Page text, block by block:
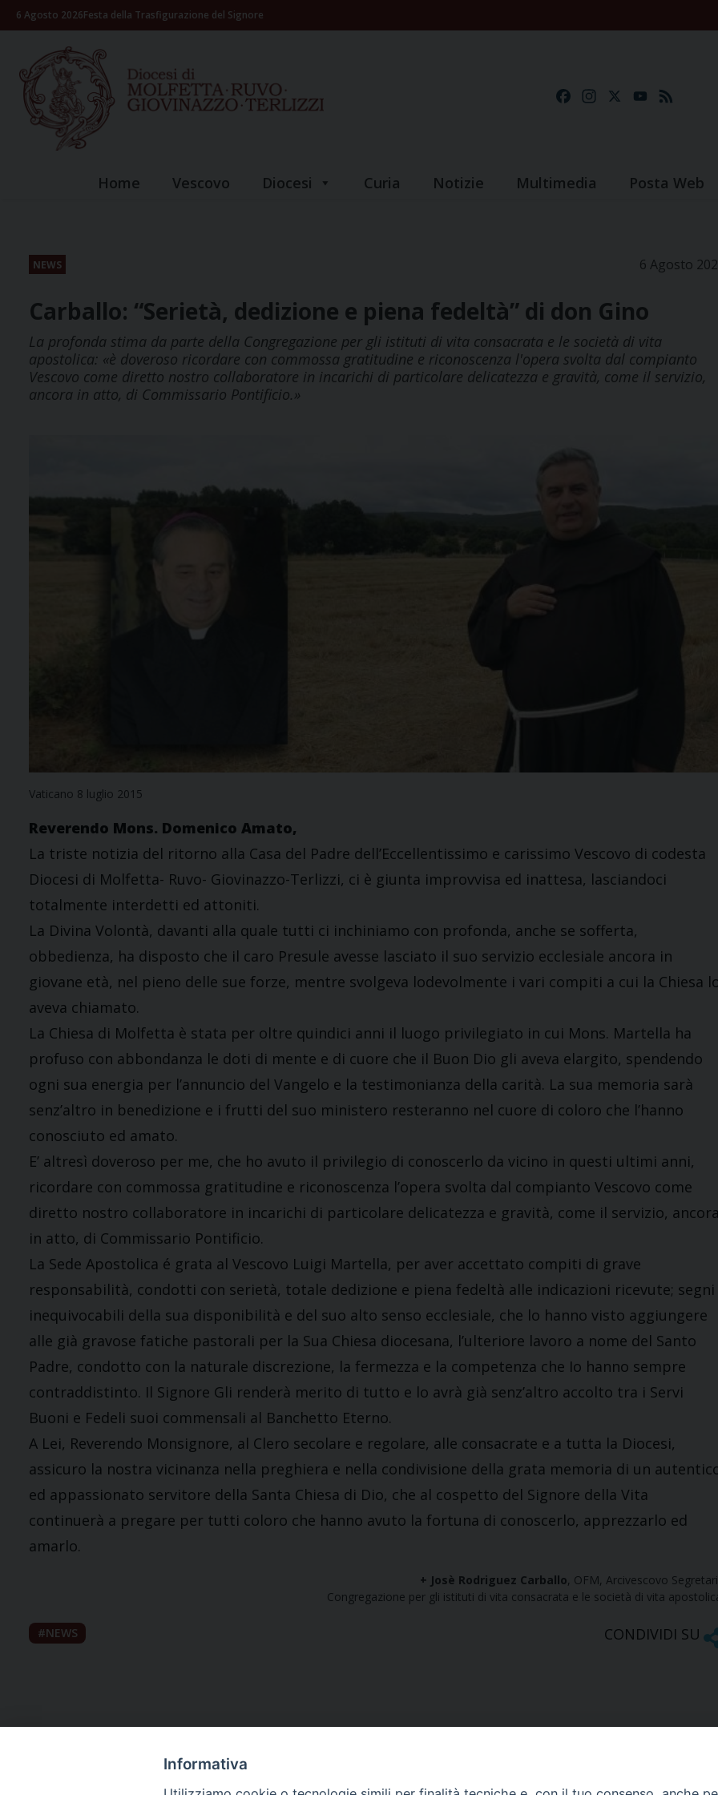
Skip6 Agosto 2026Festa della Trasfigurazione del Signore
FacebookInstagramYouTube
Home Vescovo Diocesi Curia Notizie Multimedia Posta Web
NEWS 6 Agosto
Carballo: “Serietà, dedizione e piena fedeltà” di don Gino
La profonda stima da parte della Congregazione per gli istituti di vita consacrata e le società di vita
apostolica: «è doveroso ricordare con commossa gratitudine e riconoscenza l'opera svolta dal compianto
Vescovo come diretto nostro collaboratore in incarichi di particolare delicatezza e gravità, come il servizio,
ancora in atto, di Commissario Pontificio.»
Vaticano 8 luglio 2015
Reverendo Mons. Domenico Amato,
La triste notizia del ritorno alla Casa del Padre dell’Eccellentissimo e carissimo Vescovo di codesta
Diocesi di Molfetta- Ruvo- Giovinazzo-Terlizzi, ci è giunta improvvisa ed inattesa, lasciandoci
totalmente interdetti ed attoniti.
La Divina Volontà, davanti alla quale tutti ci inchiniamo con profonda, anche se sofferta,
obbedienza, ha disposto che il caro Presule avesse lasciato il suo servizio ecclesiale ancora in
giovane età, nel pieno delle sue forze, mentre svolgeva lodevolmente i vari compiti a cui la Chiesa
aveva chiamato.
La Chiesa di Molfetta è stata per oltre quindici anni il luogo privilegiato in cui Mons. Martella ha
profuso con abbondanza le doti di mente e di cuore che il Buon Dio gli aveva elargito, spendendo
ogni sua energia per l’annuncio del Vangelo e la testimonianza della carità. La sua memoria sarà
senz’altro in benedizione e i frutti del suo ministero resteranno nel cuore di coloro che l’hanno
conosciuto ed amato.
E’ altresì doveroso per me, che ho avuto il privilegio di conoscerlo da vicino in questi ultimi anni,
ricordare con commossa gratitudine e riconoscenza l’opera svolta dal compianto Vescovo come
diretto nostro collaboratore in incarichi di particolare delicatezza e gravità, come il servizio,
in atto, di Commissario Pontificio.
La Sede Apostolica é grata al Vescovo Luigi Martella, per aver accettato compiti di grave
responsabilità, condotti con serietà, totale dedizione e piena fedeltà alle indicazioni ricevute; segni
inequivocabili della sua disponibilità e del suo alto senso ecclesiale, che lo hanno visto aggiungere
alle già gravose fatiche pastorali per la Sua Chiesa diocesana, l’ulteriore lavoro a nome del Santo
Padre, condotto con la naturale discrezione, la fermezza e la competenza che Io hanno sempre
contraddistinto. Il Signore Gli renderà merito di tutto e lo avrà già senz’altro accolto tra i Servi
Buoni e Fedeli suoi commensali al Banchetto Eterno.
A Lei, Reverendo Monsignore, al Clero secolare e regolare, alle consacrate e a tutta la Diocesi,
assicuro la nostra vicinanza nella preghiera e nella condivisione della grata memoria di un
ed appassionato servitore della Santa Chiesa di Dio, che al cospetto del Signore della Vita
continuerà a pregare per tutti coloro che hanno avuto la fortuna di conoscerlo, apprezzarlo ed
amarlo.
+ Josè Rodriguez Carballo, OFM, Arcivescovo
Congregazione per gli istituti di vita consacrata e le società di vita
NEWS CONDIVIDI SU
Informativa